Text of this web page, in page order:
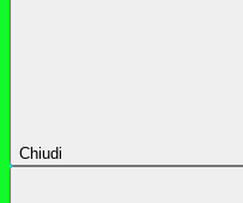
Chiudi